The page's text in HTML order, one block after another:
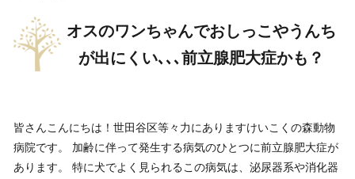
オスのワンちゃんでおしっこやうんち
が出にくい､､､前立腺肥大症かも？
皆さんこんにちは！世田谷区等々力にありますけいこくの森動物
病院です。 加齢に伴って発生する病気のひとつに前立腺肥大症が
あります。 特に犬でよく見られるこの病気は、泌尿器系や消化器